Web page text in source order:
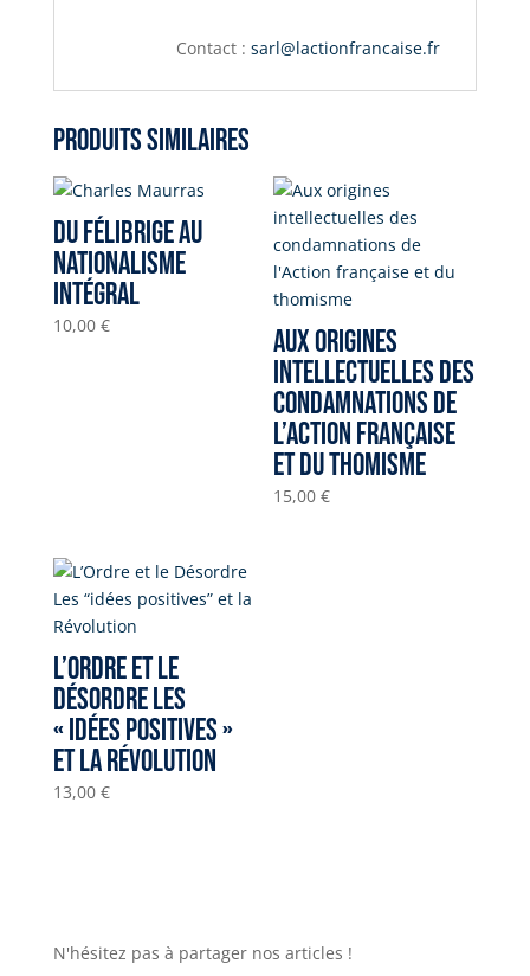
Contact :sarl@lactionfrancaise.fr
Produits similaires
Du Félibrige au
nationalisme
intégral
10,00 €
Aux origines
intellectuelles des
condamnations de
l’Action française
et du thomisme
15,00€
L’Ordre et le
Désordre Les
« idées positives »
et la Révolution
13,00 €
N'hésitez pas à partager nos articles !